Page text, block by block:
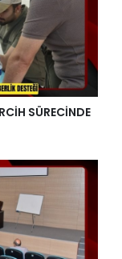
SÜRECİNDE